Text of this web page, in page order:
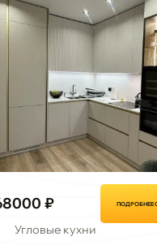
₽ ПОДРОБНЕЕ
Угловые кухни